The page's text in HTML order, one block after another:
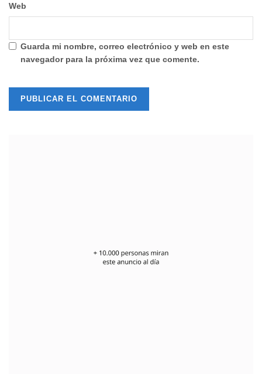
Web
Guarda mi nombre, correo electrónico y web en este
navegador para la próxima vez que comente.